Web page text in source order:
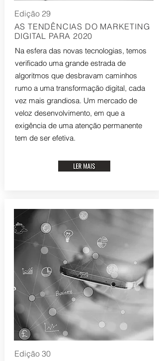
Edição 29
AS TENDÊNCIAS DO MARKETING
DIGITAL PARA 2020
Na esfera das novas tecnologias, temos
verificado uma grande estrada de
algoritmos que desbravam caminhos
rumo a uma transformação digital, cada
vez mais grandiosa. Um mercado de
veloz desenvolvimento, em que a
exigência de uma atenção permanente
tem de ser efetiva.
Edição 30